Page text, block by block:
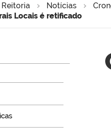
Reitoria Notícias
Locais é retificado